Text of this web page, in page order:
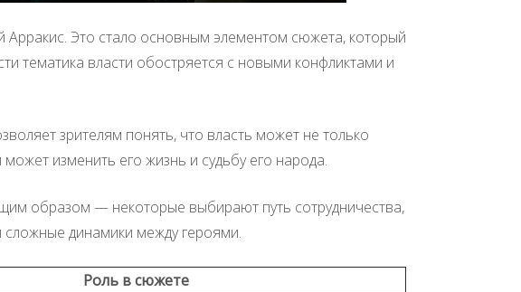
Это стало основным элементом сюжета, который
тематика власти обостряется с новыми конфликтами и
зрителям понять, что власть может не только
изменить его жизнь и судьбу его народа.
образом — некоторые выбирают путь сотрудничества,
динамики между героями.
Роль в сюжете